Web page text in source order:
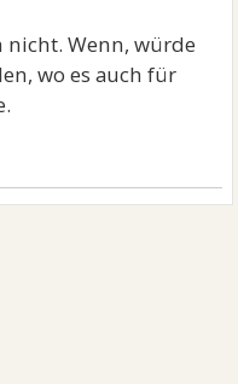
nicht. Wenn, würde
wo es auch für